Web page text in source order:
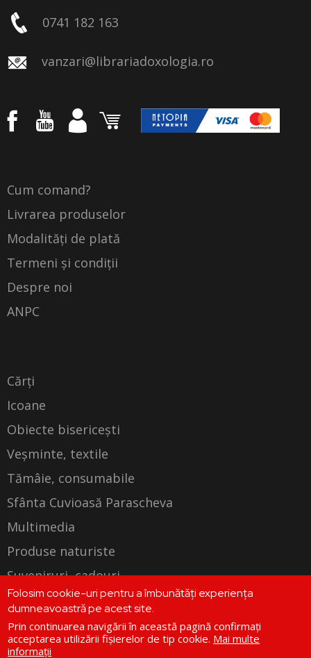
0741 182 163
vanzari@librariadoxologia.ro
Cum comand?
Livrarea produselor
Modalități de plată
Termeni și condiții
Despre noi
ANPC
Cărți
Icoane
Obiecte bisericești
Veșminte, textile
Tămâie, consumabile
Sfânta Cuvioasă Parascheva
Multimedia
Produse naturiste
Suveniruri, cadouri
Produse personalizate
Folosim cookie-uri pentru a îmbunătăți experiența
dumneavoastră pe acest site.
Prin continuarea navigării în această pagină confirmați
acceptarea utilizării fișierelor de tip cookie. Mai multe
informații